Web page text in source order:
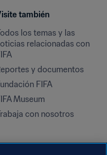
también
los temas y las
relacionadas con
y documentos
FIFA
Museum
con nosotros